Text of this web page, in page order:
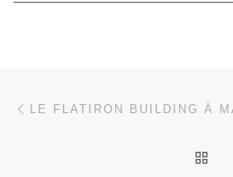
LE FLATIRON BUILDING À